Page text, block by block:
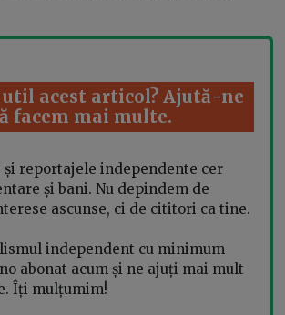
acest articol? Ajută-ne
facem mai multe.
reportajele independente cer
și bani. Nu depindem de
ascunse, ci de cititori ca tine.
independent cu minimum
abonat acum și ne ajuți mai mult
Îți mulțumim!